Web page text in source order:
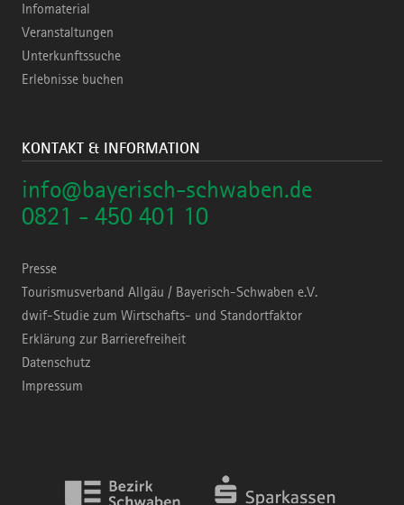
Infomaterial
Veranstaltungen
Unterkunftssuche
Erlebnisse buchen
KONTAKT & INFORMATION
info@bayerisch-schwaben.de
0821 - 450 401 10
Presse
Tourismusverband Allgäu / Bayerisch-Schwaben e.V.
dwif-Studie zum Wirtschafts- und Standortfaktor
Erklärung zur Barrierefreiheit
Datenschutz
Impressum